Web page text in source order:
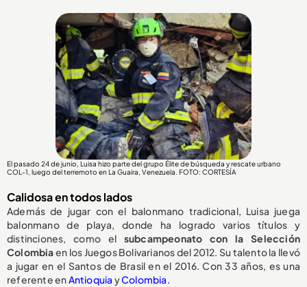
El pasado 24 de junio, Luisa hizo parte del grupo Élite de búsqueda y rescate urbano
COL-1, luego del terremoto en La Guaira, Venezuela. FOTO: CORTESÍA
Calidosa en todos lados
Además de jugar con el balonmano tradicional, Luisa juega
balonmano de playa, donde ha logrado varios títulos y
distinciones, como el subcampeonato con la Selección
Colombiaen los Juegos Bolivarianos del 2012. Su talento la llevó
a jugar en el Santos de Brasil en el 2016. Con 33 años, es una
referente enAntioquia yColombia.